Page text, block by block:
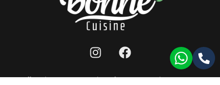
מפת אתר|תנאי שימוש לאתר|הצהרת נגישות |
llms